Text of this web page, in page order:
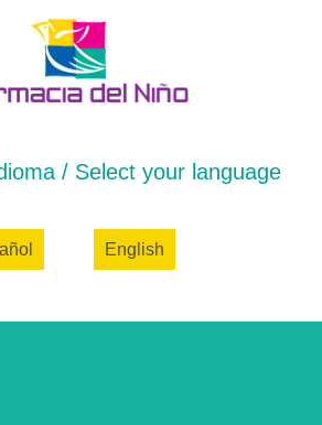
/ Select your language
English